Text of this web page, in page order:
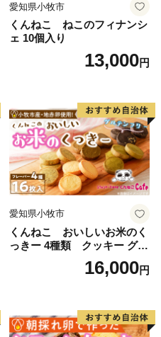
愛知県小牧市
くんねこ ねこのフィナンシ
ェ 10個入り
13,000円
愛知県小牧市
くんねこ おいしいお米のく
っきー 4種類 クッキー グル
16,000円